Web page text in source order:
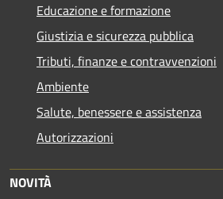
Educazione e formazione
Giustizia e sicurezza pubblica
Tributi, finanze e contravvenzioni
Ambiente
Salute, benessere e assistenza
Autorizzazioni
NOVITÀ